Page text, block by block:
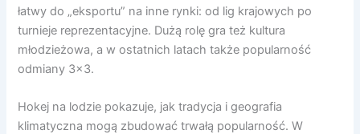
łatwy do „eksportu” na inne rynki: od lig krajowych po
turnieje reprezentacyjne. Dużą rolę gra też kultura
młodzieżowa, a w ostatnich latach także popularność
odmiany 3×3.
Hokej na lodzie pokazuje, jak tradycja i geografia
klimatyczna mogą zbudować trwałą popularność. W